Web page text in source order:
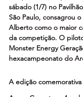
sábado (1/7) no
São Paulo, consagrou
Alberto como o maior
da competição. O
Monster Energy
hexacampeonato do
A edição